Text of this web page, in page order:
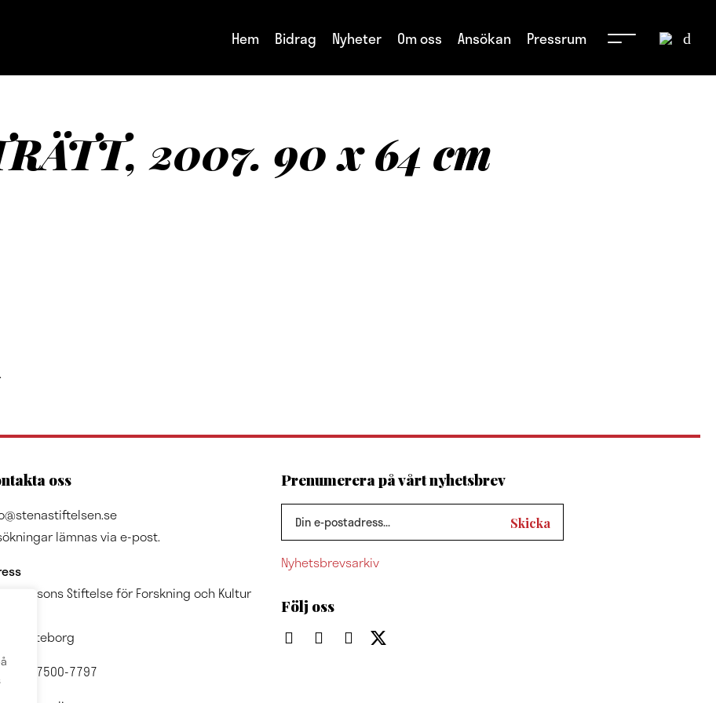
Hem Bidrag Nyheter Om oss Ansökan Pressrum
2007. 90 x 64 cm
oss
lämnas via e-post.
A Olssons Stiftelse för Forskning och Kultur
Göteborg
857500-7797
Prenumerera på vårt nyhetsbrev
Nyhetsbrevsarkiv
Följ oss